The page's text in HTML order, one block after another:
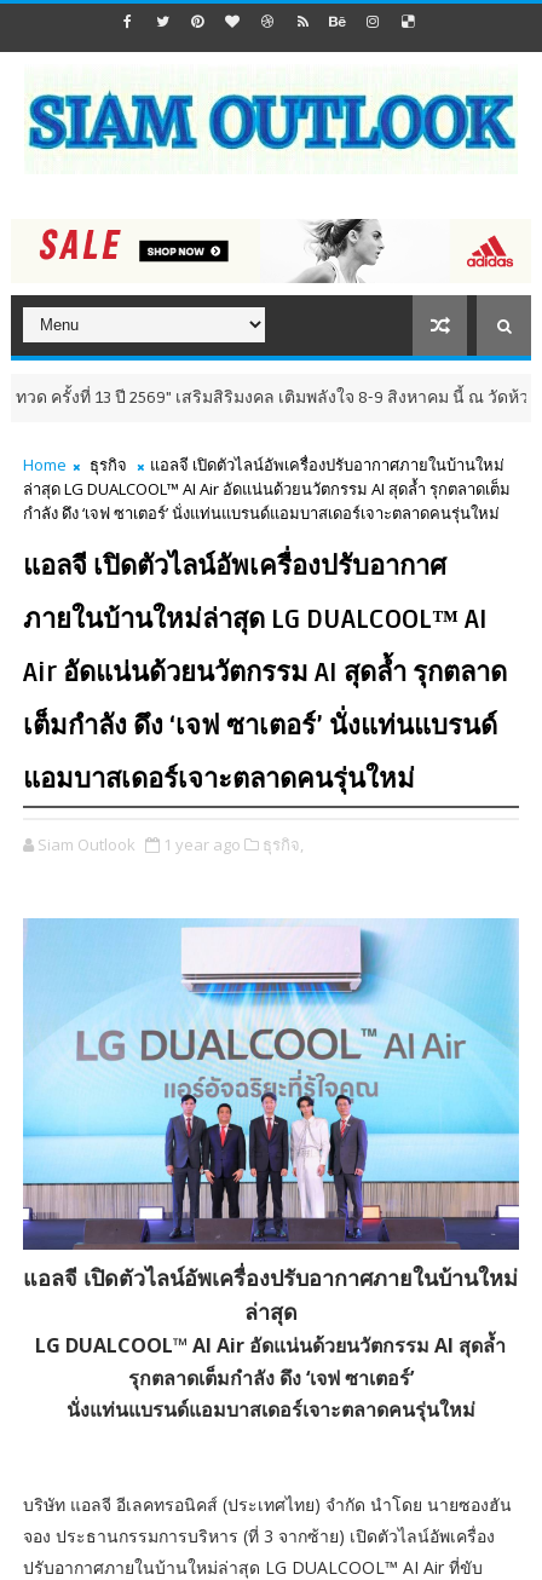
ปี 2569" เสริมสิริมงคล เติมพลังใจ 8-9 สิงหาคม นี้ ณ วัดห้วยมงคล จังห
Home ธุรกิจ
แอลจี เปิดตัวไลน์อัพเครื่องปรับอากาศภายในบ้านใหม่
ล่าสุด LG DUALCOOL™ AI Air อัดแน่นด้วยนวัตกรรม AI สุดล้ำ รุกตลาดเต็ม
กำลัง ดึง ‘เจฟ ซาเตอร์’ นั่งแท่นแบรนด์แอมบาสเดอร์เจาะตลาดคนรุ่นใหม่
แอลจี เปิดตัวไลน์อัพเครื่องปรับอากาศ
ภายในบ้านใหม่ล่าสุด LG DUALCOOL™ AI
Air อัดแน่นด้วยนวัตกรรม AI สุดล้ำ รุกตลาด
เต็มกำลัง ดึง ‘เจฟ ซาเตอร์’ นั่งแท่นแบรนด์
แอมบาสเดอร์เจาะตลาดคนรุ่นใหม่
Siam Outlook 1 year ago ธุรกิจ,
แอลจี เปิดตัวไลน์อัพเครื่องปรับอากาศภายในบ้านใหม่
ล่าสุด
LG DUALCOOL™ AI Air อัดแน่นด้วยนวัตกรรม AI สุดล้ำ
รุกตลาดเต็มกำลัง ดึง ‘เจฟ ซาเตอร์’
นั่งแท่นแบรนด์แอมบาสเดอร์เจาะตลาดคนรุ่นใหม่
บริษัท แอลจี อีเลคทรอนิคส์ (ประเทศไทย) จำกัด นำโดย นายซองฮัน
จอง ประธานกรรมการบริหาร (ที่ 3 จากซ้าย) เปิดตัวไลน์อัพเครื่อง
ปรับอากาศภายในบ้านใหม่ล่าสุด LG DUALCOOL™ AI Air ที่ขับ